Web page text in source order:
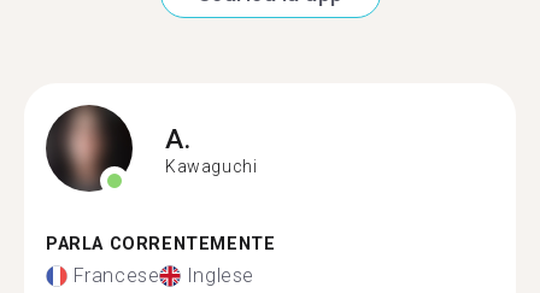
A.
Kawaguchi
PARLA CORRENTEMENTE
Francese Inglese